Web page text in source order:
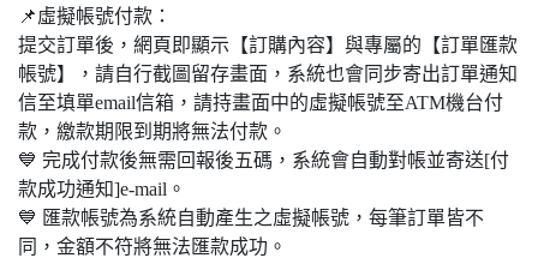
📌虛擬帳號付款：
提交訂單後，網頁即顯示【訂購內容】與專屬的【訂單匯款
帳號】，請自行截圖留存畫面，系統也會同步寄出訂單通知
信至填單email信箱，請持畫面中的虛擬帳號至ATM機台付
款，繳款期限到期將無法付款。
💙 完成付款後無需回報後五碼，系統會自動對帳並寄送[付
款成功通知]e-mail。
💙 匯款帳號為系統自動產生之虛擬帳號，每筆訂單皆不
同，金額不符將無法匯款成功。